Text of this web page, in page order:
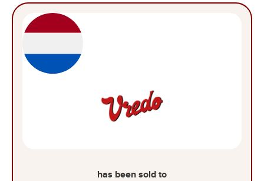
has been sold to